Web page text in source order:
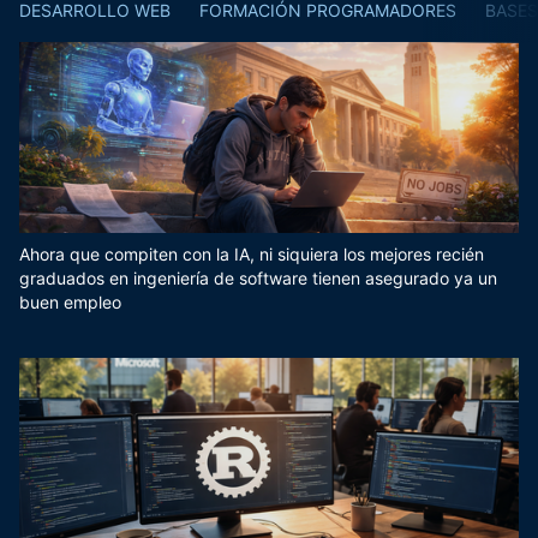
DESARROLLO WEB FORMACIÓN PROGRAMADORES
Ahora que compiten con la IA, ni siquiera los mejores recién
graduados en ingeniería de software tienen asegurado ya un
buen empleo